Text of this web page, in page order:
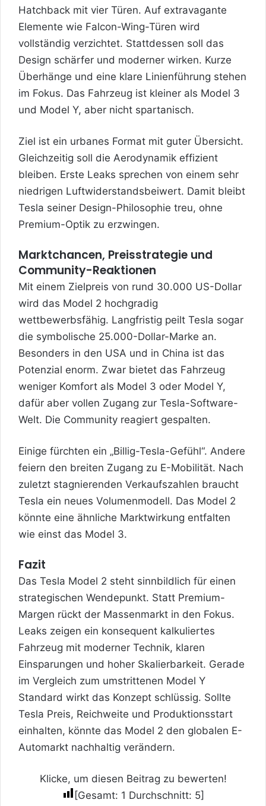
Hatchback mit vier Türen. Auf extravagante
Elemente wie Falcon-Wing-Türen wird
vollständig verzichtet. Stattdessen soll das
Design schärfer und moderner wirken. Kurze
Überhänge und eine klare Linienführung stehen
im Fokus. Das Fahrzeug ist kleiner als Model 3
und Model Y, aber nicht spartanisch.
Ziel ist ein urbanes Format mit guter Übersicht.
Gleichzeitig soll die Aerodynamik effizient
bleiben. Erste Leaks sprechen von einem sehr
niedrigen Luftwiderstandsbeiwert. Damit bleibt
Tesla seiner Design-Philosophie treu, ohne
Premium-Optik zu erzwingen.
Marktchancen, Preisstrategie und
Community-Reaktionen
Mit einem Zielpreis von rund 30.000 US-Dollar
wird das Model 2 hochgradig
wettbewerbsfähig. Langfristig peilt Tesla sogar
die symbolische 25.000-Dollar-Marke an.
Besonders in den USA und in China ist das
Potenzial enorm. Zwar bietet das Fahrzeug
weniger Komfort als Model 3 oder Model Y,
dafür aber vollen Zugang zur Tesla-Software-
Welt. Die Community reagiert gespalten.
Einige fürchten ein „Billig-Tesla-Gefühl“. Andere
feiern den breiten Zugang zu E-Mobilität. Nach
zuletzt stagnierenden Verkaufszahlen braucht
Tesla ein neues Volumenmodell. Das Model 2
könnte eine ähnliche Marktwirkung entfalten
wie einst das Model 3.
Fazit
Das Tesla Model 2 steht sinnbildlich für einen
strategischen Wendepunkt. Statt Premium-
Margen rückt der Massenmarkt in den Fokus.
Leaks zeigen ein konsequent kalkuliertes
Fahrzeug mit moderner Technik, klaren
Einsparungen und hoher Skalierbarkeit. Gerade
im Vergleich zum umstrittenen Model Y
Standard wirkt das Konzept schlüssig. Sollte
Tesla Preis, Reichweite und Produktionsstart
einhalten, könnte das Model 2 den globalen E-
Automarkt nachhaltig verändern.
Klicke, um diesen Beitrag zu bewerten!
[Gesamt: 1 Durchschnitt: 5]